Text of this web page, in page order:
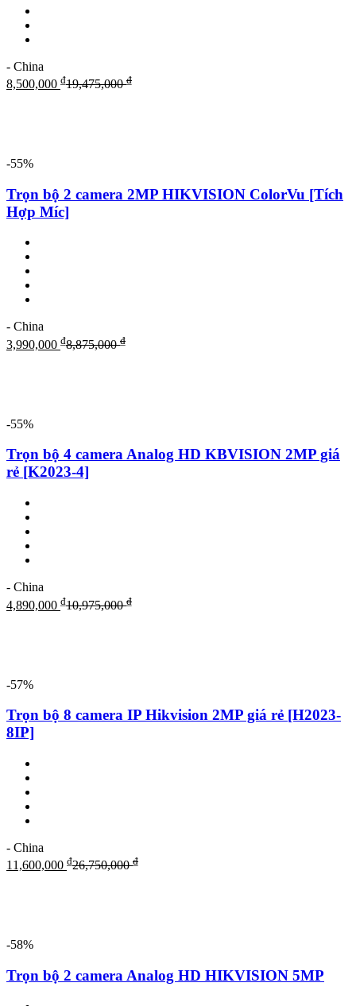
- China
8,500,000 ₫19,475,000₫
-55%
Trọn bộ 2 camera 2MP HIKVISION ColorVu [Tích
Hợp Míc]
- China
3,990,000 ₫8,875,000₫
-55%
Trọn bộ 4 camera Analog HD KBVISION 2MP giá
rẻ [K2023-4]
- China
4,890,000 ₫10,975,000₫
-57%
Trọn bộ 8 camera IP Hikvision 2MP giá rẻ [H2023-
8IP]
- China
11,600,000 ₫26,750,000₫
-58%
Trọn bộ 2 camera Analog HD HIKVISION 5MP